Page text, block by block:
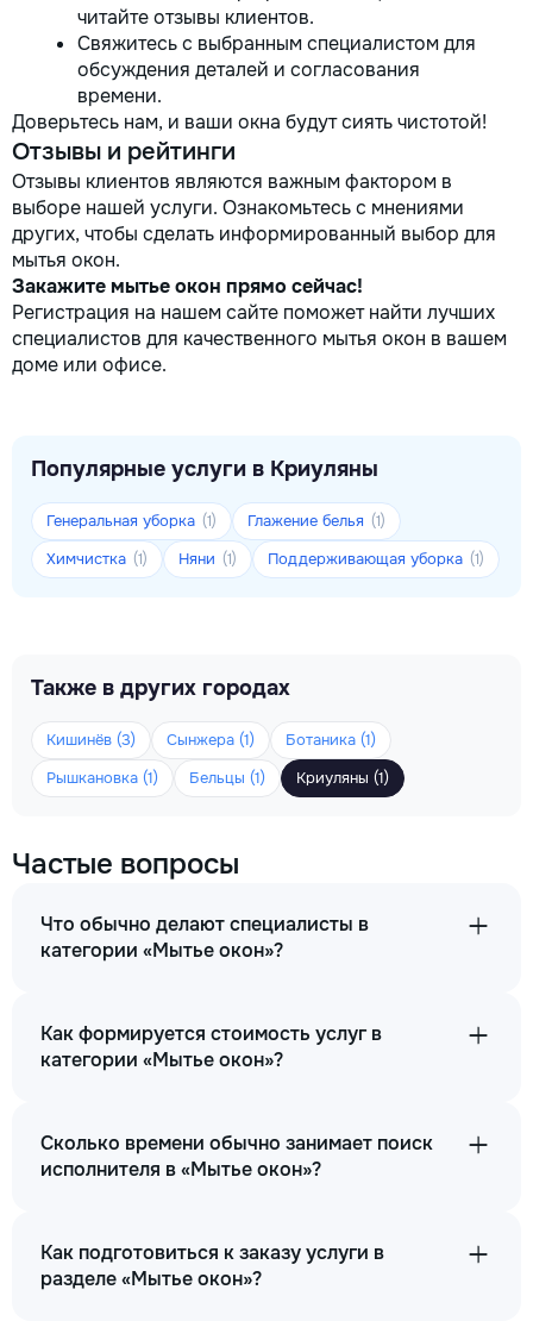
читайте отзывы клиентов.
Свяжитесь с выбранным специалистом для
обсуждения деталей и согласования
времени.
Доверьтесь нам, и ваши окна будут сиять чистотой!
Отзывы и рейтинги
Отзывы клиентов являются важным фактором в
выборе нашей услуги. Ознакомьтесь с мнениями
других, чтобы сделать информированный выбор для
мытья окон.
Закажите мытье окон прямо сейчас!
Регистрация на нашем сайте поможет найти лучших
специалистов для качественного мытья окон в вашем
доме или офисе.
Популярные услуги в Криуляны
Генеральная уборка (1) Глажение белья (1)
Химчистка (1) Няни (1) Поддерживающая уборка (1)
Также в других городах
Кишинёв (3) Сынжера (1)
Ботаника (1)
Рышкановка (1)
Бельцы (1) Криуляны (1)
Частые вопросы
Что обычно делают специалисты в
категории «Мытье окон»?
Как формируется стоимость услуг в
категории «Мытье окон»?
Сколько времени обычно занимает поиск
исполнителя в «Мытье окон»?
Как подготовиться к заказу услуги в
разделе «Мытье окон»?